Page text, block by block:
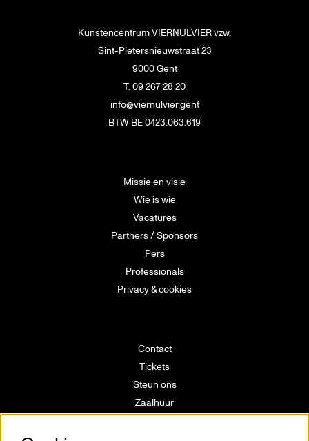
Kunstencentrum VIERNULVIER vzw.
Sint-Pietersnieuwstraat 23
9000 Gent
T. 09 267 28 20
info@viernulvier.gent
BTW BE 0423.063.619
Missie en visie
Wie is wie
Vacatures
Partners / Sponsors
Pers
Professionals
Privacy & cookies
Contact
Tickets
Steun ons
Zaalhuur